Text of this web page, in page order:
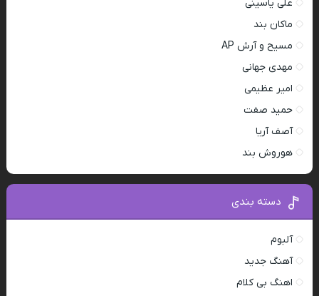
علی یاسینی
ماکان بند
مسیح و آرش AP
مهدی جهانی
امیر عظیمی
حمید صفت
آصف آریا
هوروش بند
دسته بندی
آلبوم
آهنگ جدید
اهنگ بی کلام